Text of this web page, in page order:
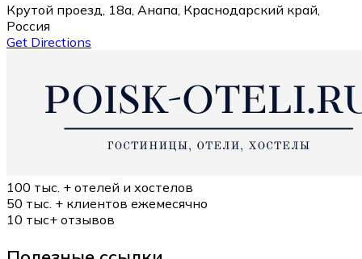
Крутой проезд, 18а, Анапа, Краснодарский край,
Россия
Get Directions
100 тыс. + отелей и хостелов
50 тыс. + клиентов ежемесячно
10 тыс+ отзывов